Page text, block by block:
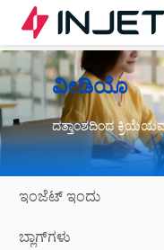
ವೀಡಿಯೊ
ದತ್ತಾಂಶದಿಂದ
ಇಂಜೆಟ್ ಇಂದು
ಬ್ಲಾಗ್‌ಗಳು